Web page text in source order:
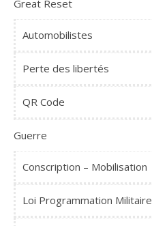
Great Reset
Automobilistes
Perte des libertés
QR Code
Guerre
Conscription – Mobilisation
Loi Programmation Militaire